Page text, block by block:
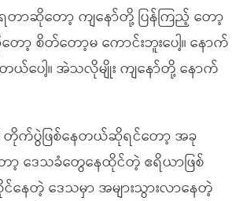
တာဆိုတော့ ကျနော်တို့ ပြန်ကြည့် တော့
စိတ်တော့မ ကောင်းဘူးပေါ့။ နောက်
ယ်ပေါ့။ အဲသလိုမျိုး ကျနော်တို့ နောက်
က်ပွဲဖြစ်နေတယ်ဆိုရင်တော့ အခု
ဒေသခံတွေနေထိုင်တဲ့ ဧရိယာဖြစ်
တဲ့ ဒေသမှာ အများသွားလာနေတဲ့